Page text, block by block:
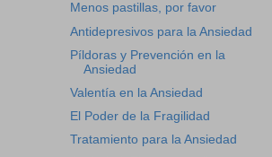
Menos pastillas, por favor
Antidepresivos para la Ansiedad
Píldoras y Prevención en la
Ansiedad
Valentía en la Ansiedad
El Poder de la Fragilidad
Tratamiento para la Ansiedad